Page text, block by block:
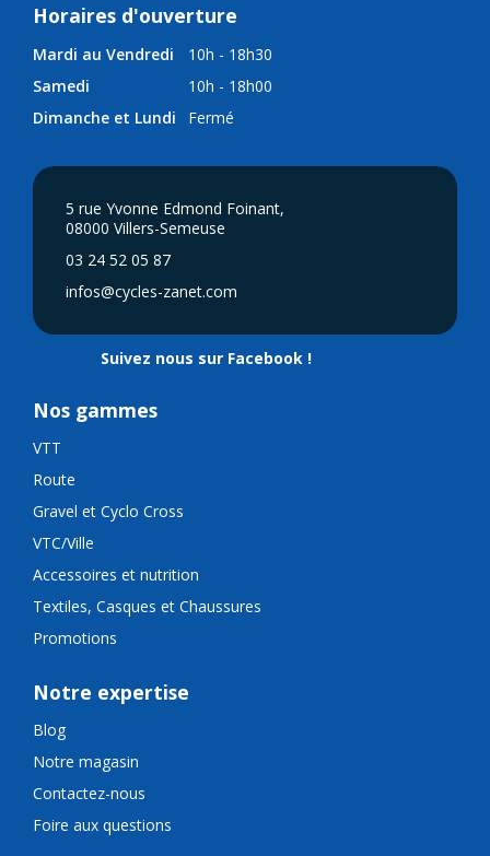
Nos gammes
VTT
Route
Gravel et Cyclo Cross
VTC/Ville
Accessoires et nutrition
Textiles, Casques et Chaussures
Promotions
Notre expertise
Blog
Notre magasin
Contactez-nous
Foire aux questions
Horaires d'ouverture
Mardi au Vendredi
10h - 18h30
Samedi
10h - 18h00
Dimanche et Lundi
Fermé
5 rue Yvonne Edmond Foinant,
08000 Villers-Semeuse
03 24 52 05 87
infos@cycles-zanet.com
Suivez nous sur Facebook !